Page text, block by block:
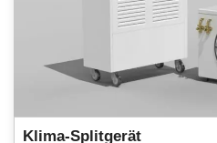
Klima-Splitgerät